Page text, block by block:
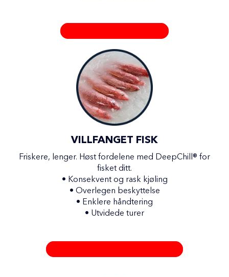
VILLFANGET FISK
Friskere, lenger. Høst fordelene med DeepChill ® for
fisket ditt.
• Konsekvent og rask kjøling
• Overlegen beskyttelse
• Enklere håndtering
• Utvidede turer